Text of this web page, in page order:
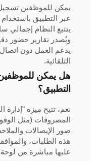
يمكن للموظفين
يتتبع النظام إجمالي
ويُصدر تقارير حضور
يدعم العمل دون اتصال
التلقائية.
هل يمكن للموظفين
التطبيق؟
نعم، تتيح ميزة "إدارة
المصروفات (مثل
صور الإيصالات
هذه الطلبات،
عليها مباشرة من